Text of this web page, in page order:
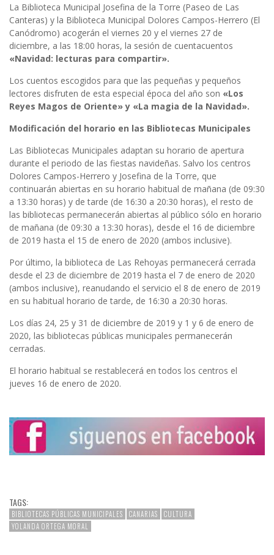
La Biblioteca Municipal Josefina de la Torre (Paseo de Las
Canteras) y la Biblioteca Municipal Dolores Campos-Herrero (El
Canódromo) acogerán el viernes 20 y el viernes 27 de
diciembre, a las 18:00 horas, la sesión de cuentacuentos
«Navidad: lecturas para compartir».
Los cuentos escogidos para que las pequeñas y pequeños
lectores disfruten de esta especial época del año son «Los
Reyes Magos de Oriente» y «La magia de la Navidad».
Modificación del horario en las Bibliotecas Municipales
Las Bibliotecas Municipales adaptan su horario de apertura
durante el periodo de las fiestas navideñas. Salvo los centros
Dolores Campos-Herrero y Josefina de la Torre, que
continuarán abiertas en su horario habitual de mañana (de 09:30
a 13:30 horas) y de tarde (de 16:30 a 20:30 horas), el resto de
las bibliotecas permanecerán abiertas al público sólo en horario
de mañana (de 09:30 a 13:30 horas), desde el 16 de diciembre
de 2019 hasta el 15 de enero de 2020 (ambos inclusive).
Por último, la biblioteca de Las Rehoyas permanecerá cerrada
desde el 23 de diciembre de 2019 hasta el 7 de enero de 2020
(ambos inclusive), reanudando el servicio el 8 de enero de 2019
en su habitual horario de tarde, de 16:30 a 20:30 horas.
Los días 24, 25 y 31 de diciembre de 2019 y 1 y 6 de enero de
2020, las bibliotecas públicas municipales permanecerán
cerradas.
El horario habitual se restablecerá en todos los centros el
jueves 16 de enero de 2020.
TAGS:
BIBLIOTECAS PÚBLICAS MUNICIPALES CANARIAS
CULTURA
YOLANDA ORTEGA MORAL